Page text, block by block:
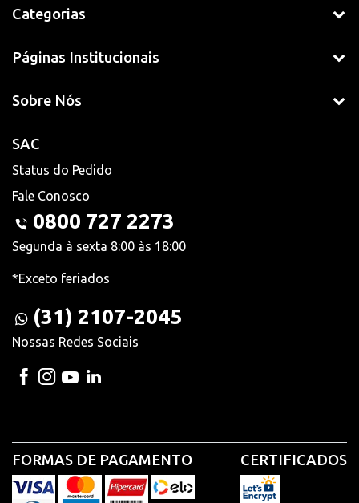
Categorias
Páginas Institucionais
Sobre Nós
SAC
Status do Pedido
Fale Conosco
0800 727 2273
Segunda à sexta 8:00 às 18:00
*Exceto feriados
(31) 2107-2045
Nossas Redes Sociais
FORMAS DE PAGAMENTO CERTIFICADOS